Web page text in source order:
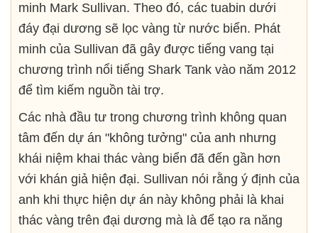
minh Mark Sullivan. Theo đó, các tuabin dưới
đáy đại dương sẽ lọc vàng từ nước biển. Phát
minh của Sullivan đã gây được tiếng vang tại
chương trình nổi tiếng Shark Tank vào năm 2012
để tìm kiếm nguồn tài trợ.
Các nhà đầu tư trong chương trình không quan
tâm đến dự án "không tưởng" của anh nhưng
khái niệm khai thác vàng biển đã đến gần hơn
với khán giả hiện đại. Sullivan nói rằng ý định của
anh khi thực hiện dự án này không phải là khai
thác vàng trên đại dương mà là để tạo ra năng